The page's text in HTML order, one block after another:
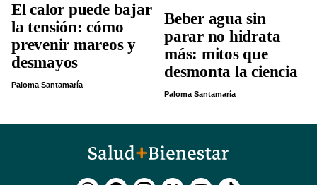
El calor puede bajar
la tensión: cómo
prevenir mareos y
desmayos
Paloma Santamaría
Beber agua sin
parar no hidrata
más: mitos que
desmonta la ciencia
Paloma Santamaría